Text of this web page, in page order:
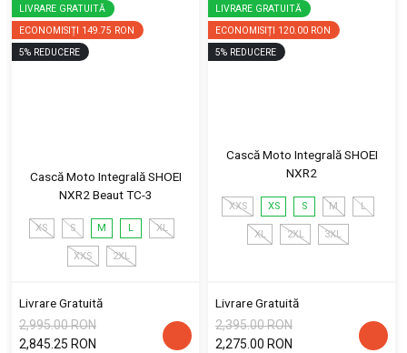
LIVRARE GRATUITĂ
ECONOMISIȚI 149.75 RON
5% REDUCERE
Cască Moto Integrală SHOEI
NXR2 Beaut TC-3
XS S M L XL
XXS 2XL
Livrare Gratuită
2,995.00 RON
2,845.25 RON
LIVRARE GRATUITĂ
ECONOMISIȚI 120.00 RON
5% REDUCERE
Cască Moto Integrală SHOEI
NXR2
XXS XS S M L
XL 2XL 3XL
Livrare Gratuită
2,395.00 RON
2,275.00 RON